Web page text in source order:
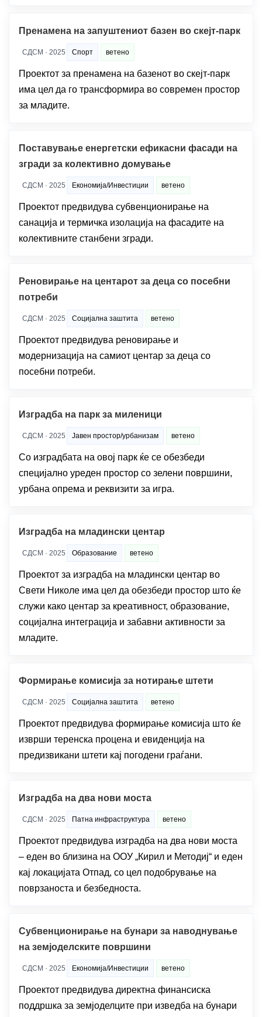
Пренамена на запуштениот базен во скејт-парк
СДСМ · 2025 Спорт ветено
Проектот за пренамена на базенот во скејт-парк
има цел да го трансформира во современ простор
за младите.
Поставување енергетски ефикасни фасади на
згради за колективно домување
СДСМ · 2025 Економија/Инвестиции ветено
Проектот предвидува субвенционирање на
санација и термичка изолација на фасадите на
колективните станбени згради.
Реновирање на центарот за деца со посебни
потреби
СДСМ · 2025 Социјална заштита ветено
Проектот предвидува реновирање и
модернизација на самиот центар за деца со
посебни потреби.
Изградба на парк за миленици
СДСМ · 2025 Јавен простор/урбанизам ветено
Со изградбата на овој парк ќе се обезбеди
специјално уреден простор со зелени површини,
урбана опрема и реквизити за игра.
Изградба на младински центар
СДСМ · 2025 Образование ветено
Проектот за изградба на младински центар во
Свети Николе има цел да обезбеди простор што ќе
служи како центар за креативност, образование,
социјална интеграција и забавни активности за
младите.
Формирање комисија за нотирање штети
СДСМ · 2025 Социјална заштита ветено
Проектот предвидува формирање комисија што ќе
изврши теренска процена и евиденција на
предизвикани штети кај погодени граѓани.
Изградба на два нови моста
СДСМ · 2025 Патна инфраструктура ветено
Проектот предвидува изградба на два нови моста
– еден во близина на ООУ „Кирил и Методиј“ и еден
кај локацијата Отпад, со цел подобрување на
поврзаноста и безбедноста.
Субвенционирање на бунари за наводнување
на земјоделските површини
СДСМ · 2025 Економија/Инвестиции ветено
Проектот предвидува директна финансиска
поддршка за земјоделците при изведба на бунари